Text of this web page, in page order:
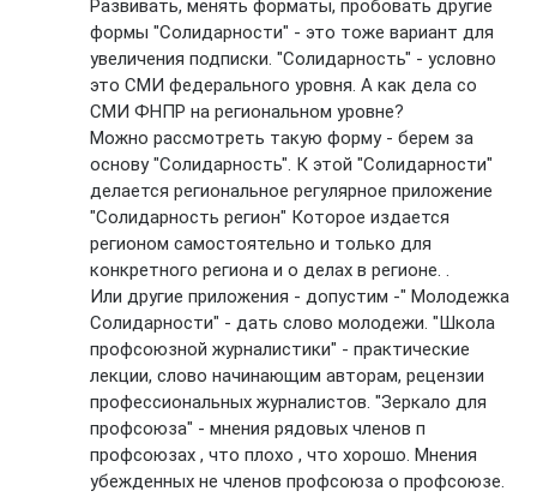
Развивать, менять форматы, пробовать другие
формы "Солидарности" - это тоже вариант для
увеличения подписки. "Солидарность" - условно
это СМИ федерального уровня. А как дела со
СМИ ФНПР на региональном уровне?
Можно рассмотреть такую форму - берем за
основу "Солидарность". К этой "Солидарности"
делается региональное регулярное приложение
"Солидарность регион" Которое издается
регионом самостоятельно и только для
конкретного региона и о делах в регионе. .
Или другие приложения - допустим -" Молодежка
Солидарности" - дать слово молодежи. "Школа
профсоюзной журналистики" - практические
лекции, слово начинающим авторам, рецензии
профессиональных журналистов. "Зеркало для
профсоюза" - мнения рядовых членов п
профсоюзах , что плохо , что хорошо. Мнения
убежденных не членов профсоюза о профсоюзе.